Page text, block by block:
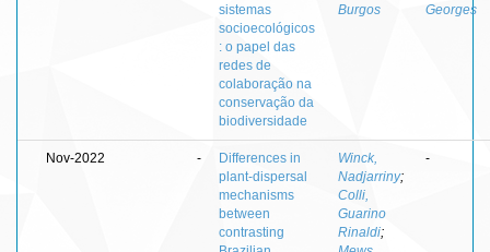
sistemas
socioecológicos
: o papel das
redes de
colaboração na
conservação da
biodiversidade
Burgos
Georges
Nov-2022 -
Differences in
plant-dispersal
mechanisms
between
contrasting
Winck,
Nadjarriny;
Colli,
Guarino
Rinaldi;
-